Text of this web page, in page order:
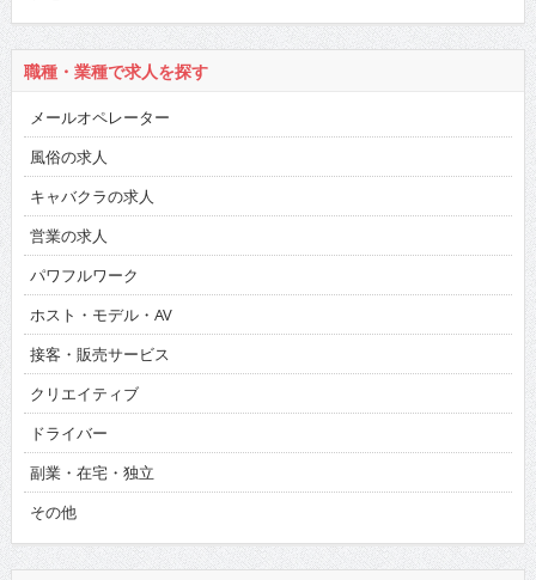
職種・業種で求人を探す
メールオペレーター
風俗の求人
キャバクラの求人
営業の求人
パワフルワーク
ホスト・モデル・AV
接客・販売サービス
クリエイティブ
ドライバー
副業・在宅・独立
その他